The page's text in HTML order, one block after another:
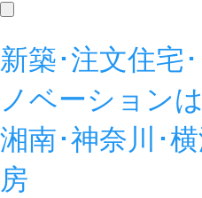
toggle
新築･注文住宅
ノベーションは
湘南･神奈川･
房